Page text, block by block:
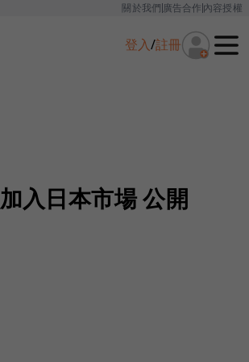
關於我們廣告合作內容授權
登入/註冊
入日本市場 公開